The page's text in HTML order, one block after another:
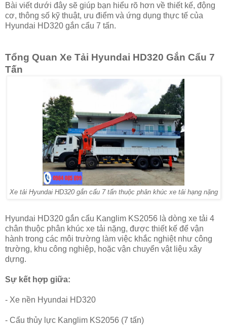
Bài viết dưới đây sẽ giúp bạn hiểu rõ hơn về thiết kế, động
cơ, thông số kỹ thuật, ưu điểm và ứng dụng thực tế của
Hyundai HD320 gắn cẩu 7 tấn.
Tổng Quan Xe Tải Hyundai HD320 Gắn Cẩu 7
Tấn
Xe tải Hyundai HD320 gắn cẩu 7 tấn thuộc phân khúc xe tải hạng nặng
Hyundai HD320 gắn cẩu Kanglim KS2056 là dòng xe tải 4
chân thuộc phân khúc xe tải nặng, được thiết kế để vận
hành trong các môi trường làm việc khắc nghiệt như công
trường, khu công nghiệp, hoặc vận chuyển vật liệu xây
dựng.
Sự kết hợp giữa:
- Xe nền Hyundai HD320
- Cẩu thủy lực Kanglim KS2056 (7 tấn)